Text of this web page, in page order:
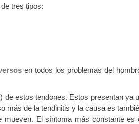
tres tipos:
en todos los problemas del
de estos tendones. Estos presentan ya
más de la tendinitis y la causa es
mueven. El síntoma más constante es